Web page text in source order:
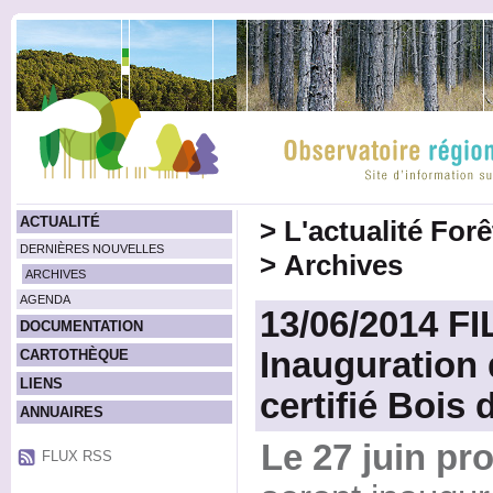
ACTUALITÉ
DERNIÈRES NOUVELLES
ARCHIVES
AGENDA
DOCUMENTATION
CARTOTHÈQUE
LIENS
ANNUAIRES
FLUX RSS
> L'actualité
> Archives
13/06/2014
Inauguration
certifié Bois
Le 27 juin